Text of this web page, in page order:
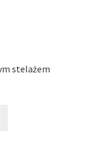
stelażem